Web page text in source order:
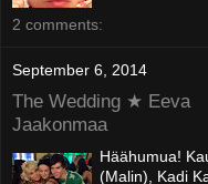
2 comments:
September 6, 2014
The Wedding ★ Eeva
Jaakonmaa
Häähumua!
(Malin), Kadi